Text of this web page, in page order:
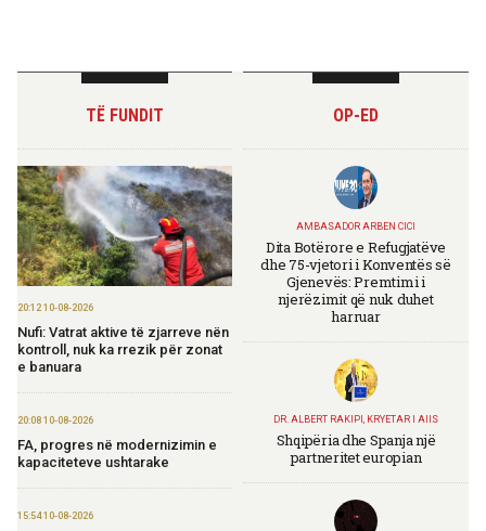
TË FUNDIT
20:12 10-08-2026
Nufi: Vatrat aktive të zjarreve nën
kontroll, nuk ka rrezik për zonat
e banuara
20:08 10-08-2026
FA, progres në modernizimin e
kapaciteteve ushtarake
15:54 10-08-2026
OP-ED
AMBASADOR ARBEN CICI
Dita Botërore e Refugjatëve
dhe 75-vjetori i Konventës së
Gjenevës: Premtimi i
njerëzimit që nuk duhet
harruar
DR. ALBERT RAKIPI, KRYETAR I AIIS
Shqipëria dhe Spanja një
partneritet europian